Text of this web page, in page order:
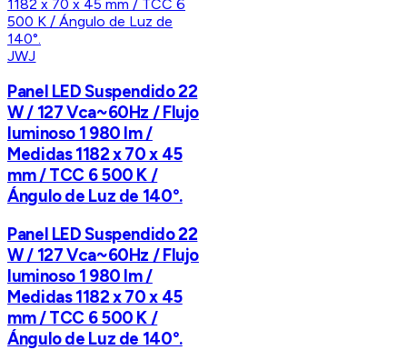
JWJ
Panel LED Suspendido 22
W / 127 Vca~60Hz / Flujo
luminoso 1 980 lm /
Medidas 1182 x 70 x 45
mm / TCC 6 500 K /
Ángulo de Luz de 140°.
Panel LED Suspendido 22
W / 127 Vca~60Hz / Flujo
luminoso 1 980 lm /
Medidas 1182 x 70 x 45
mm / TCC 6 500 K /
Ángulo de Luz de 140°.